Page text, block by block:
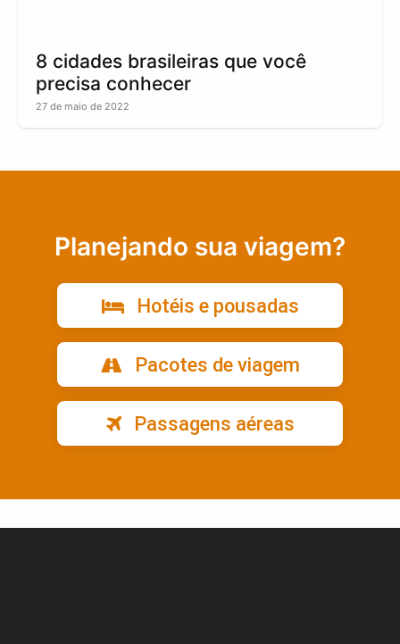
8 cidades brasileiras que você
precisa conhecer
27 de maio de 2022
Planejando sua viagem?
Hotéis e pousadas
Pacotes de viagem
Passagens aéreas